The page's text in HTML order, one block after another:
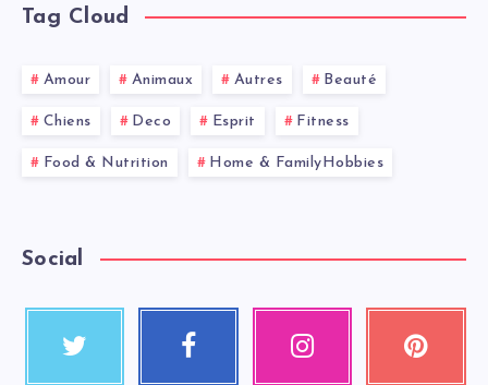
Tag Cloud
Amour Animaux Autres Beauté
Chiens Deco Esprit Fitness
Food & Nutrition Home & FamilyHobbies
Social